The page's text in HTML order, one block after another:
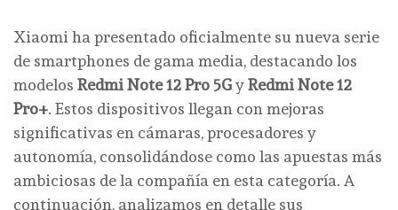
Xiaomi ha presentado oficialmente su nueva serie
de smartphones de gama media, destacando los
modelos Redmi Note 12 Pro 5GyRedmi Note 12
Pro+. Estos dispositivos llegan con mejoras
significativas en cámaras, procesadores y
autonomía, consolidándose como las apuestas más
ambiciosas de la compañía en esta categoría. A
continuación, analizamos en detalle sus